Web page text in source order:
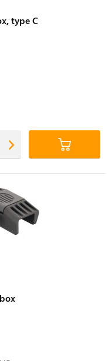
type C